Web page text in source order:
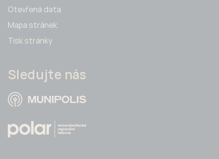
Otevřená data
Mapa stránek
Tisk stránky
Sledujte nás